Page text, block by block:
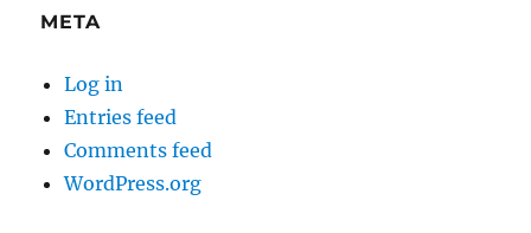
META
Log in
Entries feed
Comments feed
WordPress.org